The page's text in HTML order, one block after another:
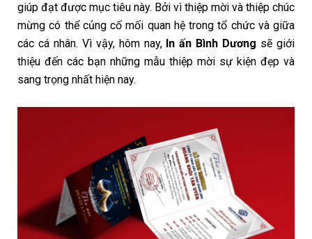
giúp đạt được mục tiêu này. Bởi vì thiệp mời và thiệp chúc
mừng có thể củng cố mối quan hệ trong tổ chức và giữa
các cá nhân. Vì vậy, hôm nay, In ấn Bình Dương sẽ giới
thiệu đến các bạn những mẫu thiệp mời sự kiện đẹp và
sang trọng nhất hiện nay.